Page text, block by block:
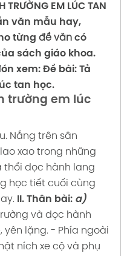
TRƯỜNG EM LÚC TAN
văn mẫu hay,
từng đề văn có
sách giáo khoa.
xem: Đề bài: Tả
tan học.
trường em lúc
Nắng trên sân
xao trong những
thổi dọc hành lang
học tiết cuối cùng
II. Thân bài: a)
và dọc hành
yên lặng. - Phía ngoài
ních xe cộ và phụ